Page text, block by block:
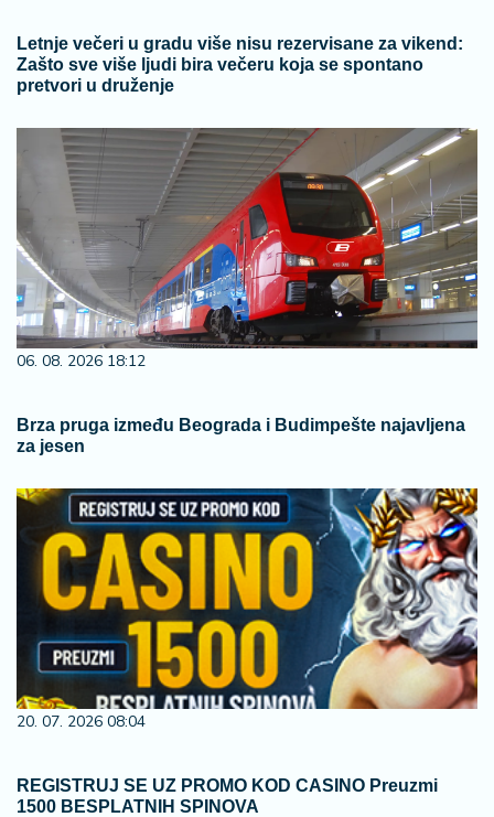
Letnje večeri u gradu više nisu rezervisane za vikend:
Zašto sve više ljudi bira večeru koja se spontano
pretvori u druženje
06. 08. 2026 18:12
Brza pruga između Beograda i Budimpešte najavljena
za jesen
20. 07. 2026 08:04
REGISTRUJ SE UZ PROMO KOD CASINO Preuzmi
1500 BESPLATNIH SPINOVA